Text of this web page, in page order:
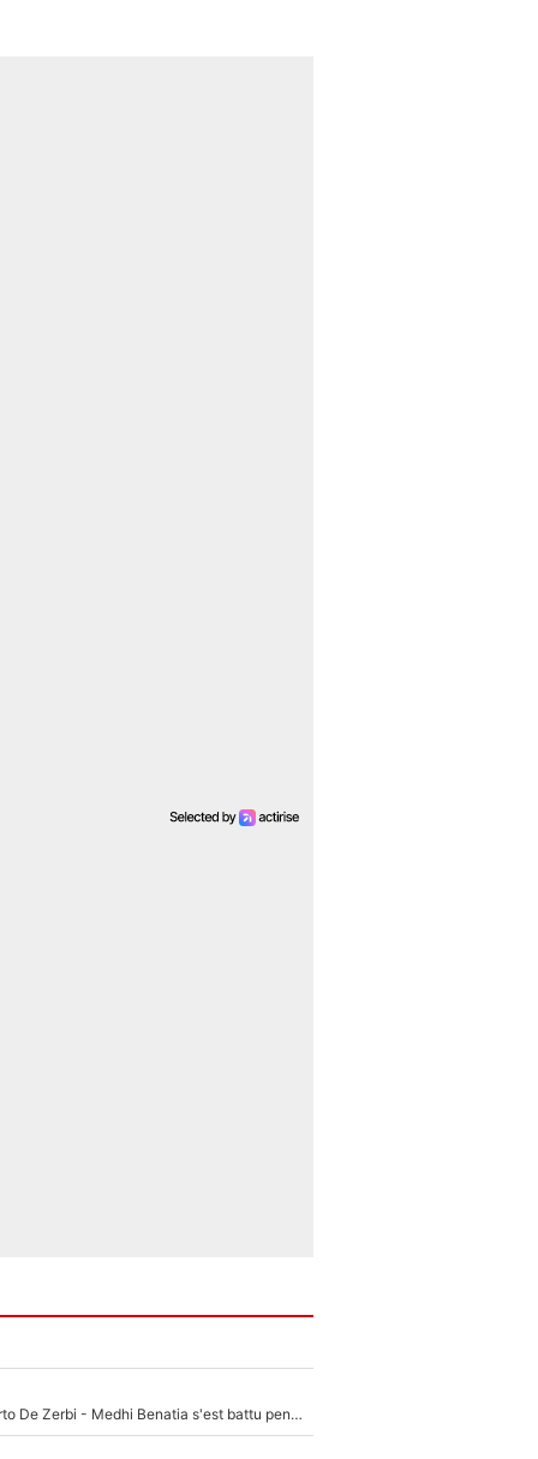
Départ de Roberto De Zerbi - Medhi Benatia s'est battu pendant six mois pour le retenir à l'OM, le PSG a été le naufrage de trop : «Je pars avec toi»